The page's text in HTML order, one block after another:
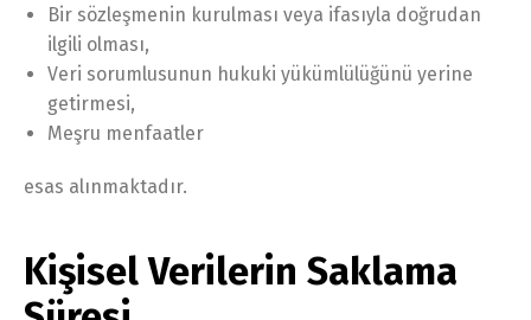
Bir sözleşmenin kurulması veya ifasıyla doğrudan
ilgili olması,
Veri sorumlusunun hukuki yükümlülüğünü yerine
getirmesi,
Meşru menfaatler
esas alınmaktadır.
Kişisel Verilerin Saklama